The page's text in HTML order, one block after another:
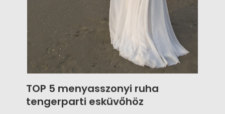
TOP 5 menyasszonyi ruha
tengerparti esküvőhöz